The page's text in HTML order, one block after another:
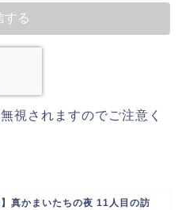
視されますのでご注意く
】真かまいたちの夜 11人目の訪